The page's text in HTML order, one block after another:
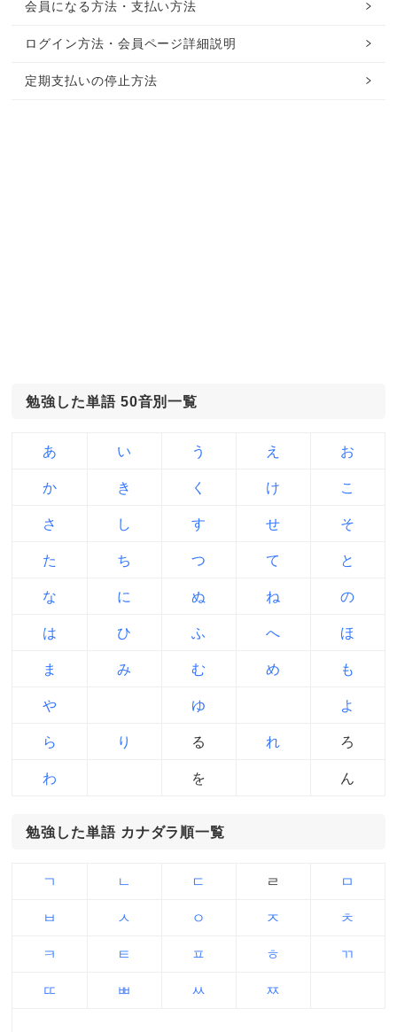
会員になる方法・支払い方法
ログイン方法・会員ページ詳細説明
定期支払いの停止方法
勉強した単語 50音別一覧
あ い う え お
か き く け こ
さ し す せ そ
た ち つ て と
な に ぬ ね の
は ひ ふ へ ほ
ま み む め も
や ゆ よ
ら り る れ ろ
わ を ん
勉強した単語 カナダラ順一覧
ㄱ ㄴ ㄷ ㄹ ㅁ
ㅂ ㅅ ㅇ ㅈ ㅊ
ㅋ ㅌ ㅍ ㅎ ㄲ
ㄸ ㅃ ㅆ ㅉ